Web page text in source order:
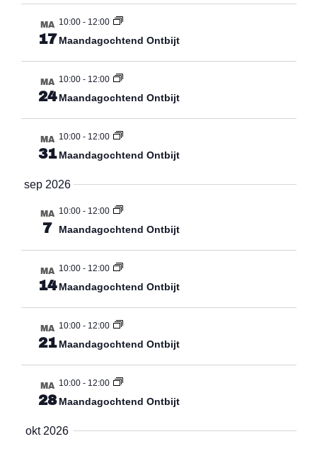
MA
17
10:00- 12:00
Maandagochtend Ontbijt
MA
24
10:00- 12:00
Maandagochtend Ontbijt
MA
31
10:00- 12:00
Maandagochtend Ontbijt
sep 2026
MA
7
10:00- 12:00
Maandagochtend Ontbijt
MA
14
10:00- 12:00
Maandagochtend Ontbijt
MA
21
10:00- 12:00
Maandagochtend Ontbijt
MA
28
10:00- 12:00
Maandagochtend Ontbijt
okt 2026